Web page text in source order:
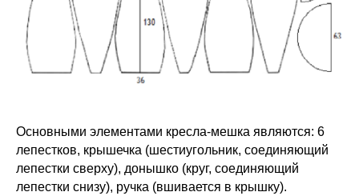
Основными элементами кресла-мешка являются: 6
лепестков, крышечка (шестиугольник, соединяющий
лепестки сверху), донышко (круг, соединяющий
лепестки снизу), ручка (вшивается в крышку).